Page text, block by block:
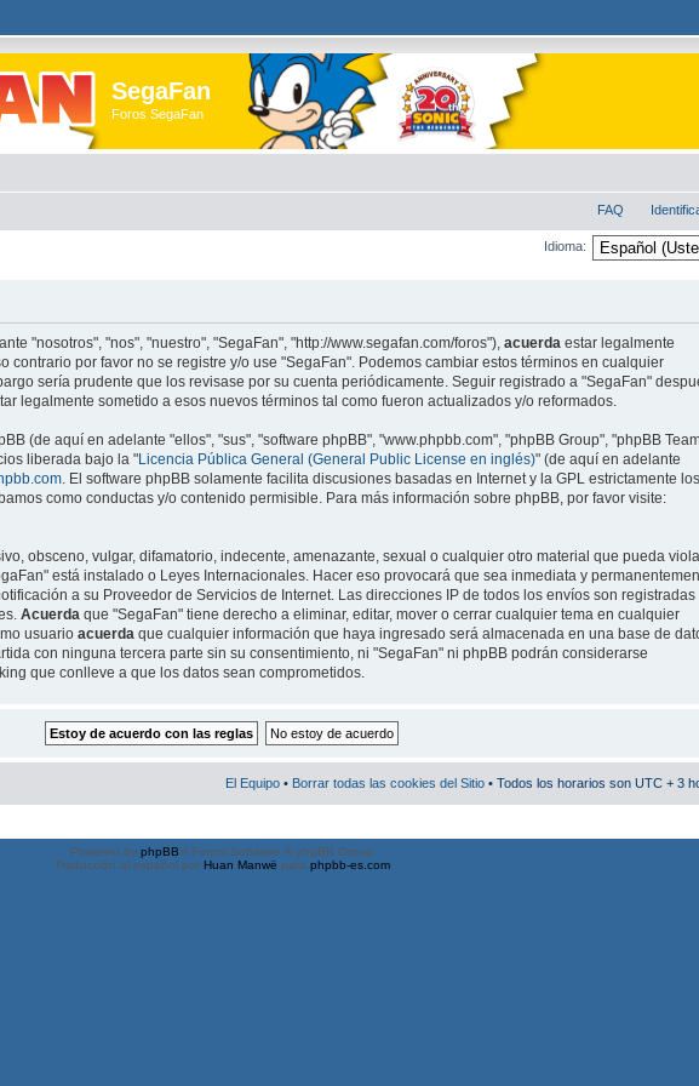
SegaFan
Foros SegaFan
FAQ
Idioma:
"nosotros", "nos", "nuestro", "SegaFan", "http://www.segafan.com/foros"), acuerda estar legalmente
contrario por favor no se registre y/o use "SegaFan". Podemos cambiar estos términos en cualquier
sería prudente que los revisase por su cuenta periódicamente. Seguir registrado a "SegaFan"
legalmente sometido a esos nuevos términos tal como fueron actualizados y/o reformados.
(de aquí en adelante "ellos", "sus", "software phpBB", "www.phpbb.com", "phpBB Group", "phpBB
liberada bajo la "Licencia Pública General (General Public License en inglés)" (de aquí en adelante
. El software phpBB solamente facilita discusiones basadas en Internet y la GPL estrictamente los
como conductas y/o contenido permisible. Para más información sobre phpBB, por favor visite:
obsceno, vulgar, difamatorio, indecente, amenazante, sexual o cualquier otro material que pueda
está instalado o Leyes Internacionales. Hacer eso provocará que sea inmediata y
a su Proveedor de Servicios de Internet. Las direcciones IP de todos los envíos son registradas
Acuerda que "SegaFan" tiene derecho a eliminar, editar, mover o cerrar cualquier tema en cualquier
usuario acuerda que cualquier información que haya ingresado será almacenada en una base de
con ninguna tercera parte sin su consentimiento, ni "SegaFan" ni phpBB podrán considerarse
que conlleve a que los datos sean comprometidos.
El Equipo • Borrar todas las cookies del Sitio • Todos los horarios son UTC + 3
Powered by phpBB® Forum Software © phpBB Group
Traducción al español por Huan Manwë para phpbb-es.com